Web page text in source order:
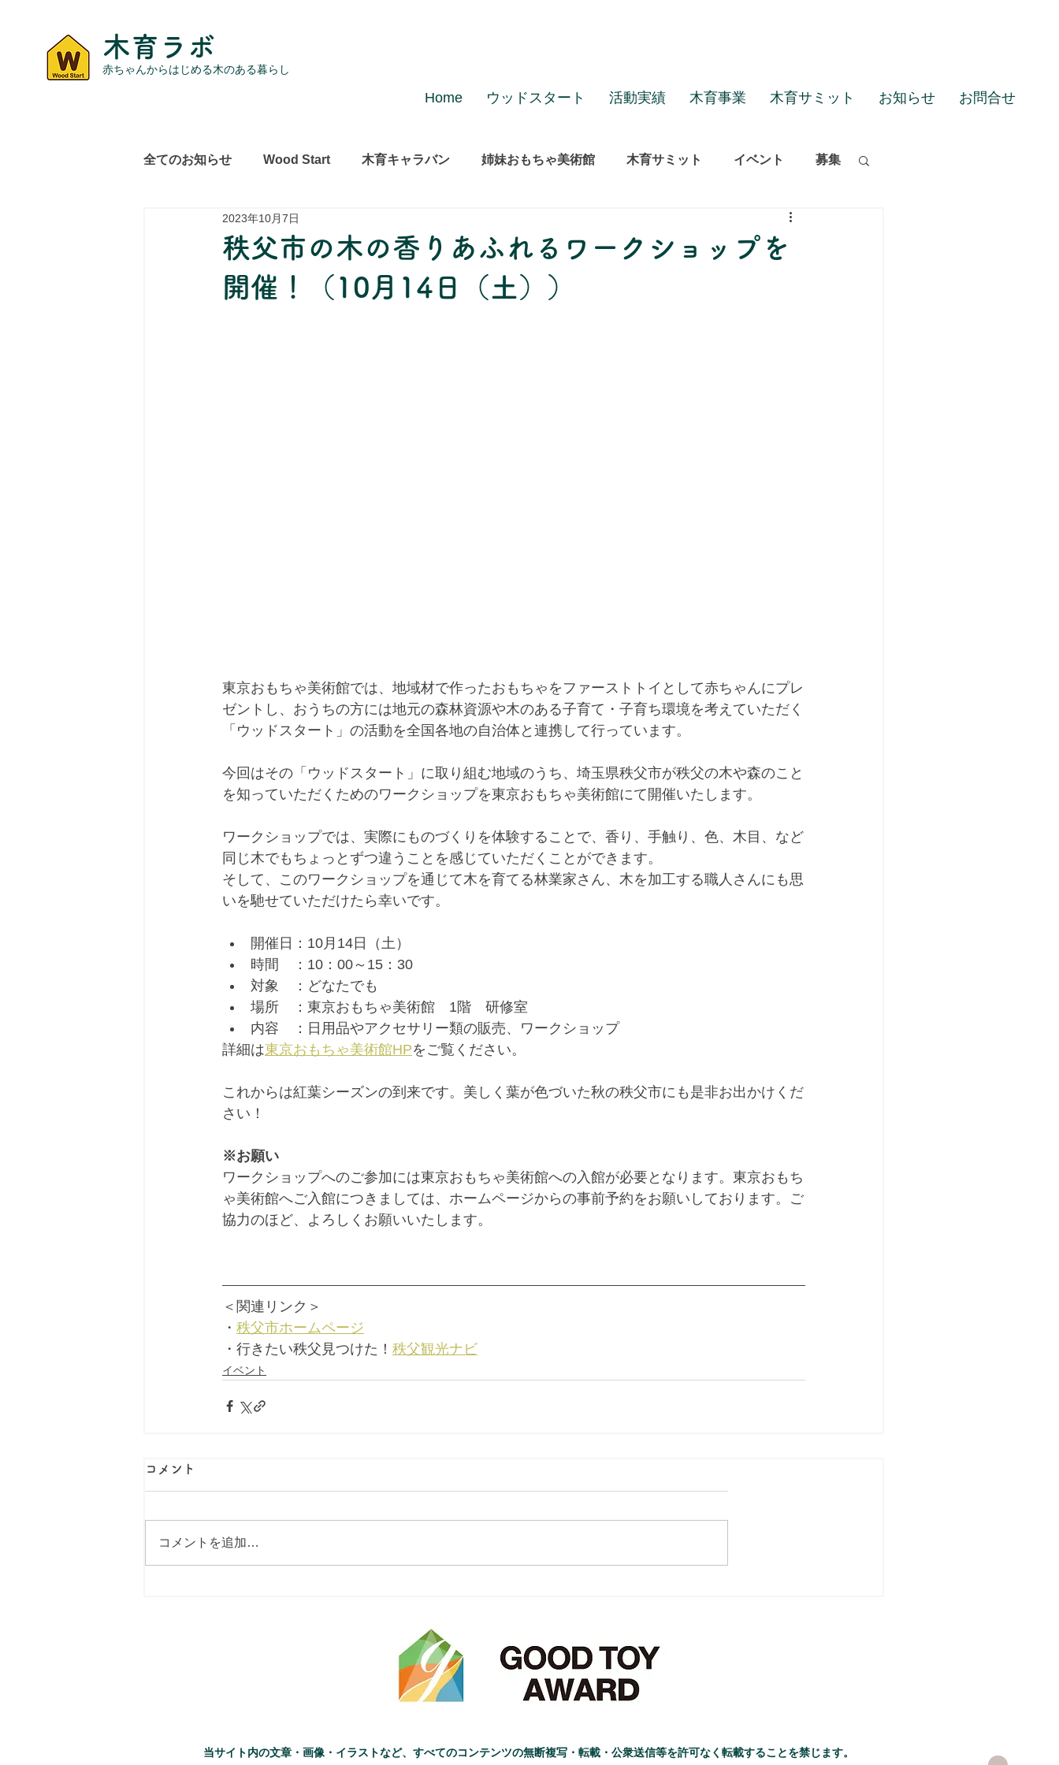
木育ラボ
赤ちゃんからはじめる木のある暮らし
Home ウッドスタート 活動実績 木育事業 木育サミット お知らせ お問合せ
全てのお知らせ Wood Start 木育キャラバン 姉妹おもちゃ美術館 木育サミット イベント 募集
レポート その他
秩父市の木の香りあふれるワークショップを
開催！（10月14日（土））
2023年10月7日
東京おもちゃ美術館では、地域材で作ったおもちゃをファーストトイとして赤ちゃんにプレ
ゼントし、おうちの方には地元の森林資源や木のある子育て・子育ち環境を考えていただく
「ウッドスタート」の活動を全国各地の自治体と連携して行っています。
今回はその「ウッドスタート」に取り組む地域のうち、埼玉県秩父市が秩父の木や森のこと
を知っていただくためのワークショップを東京おもちゃ美術館にて開催いたします。
ワークショップでは、実際にものづくりを体験することで、香り、手触り、色、木目、など
同じ木でもちょっとずつ違うことを感じていただくことができます。
そして、このワークショップを通じて木を育てる林業家さん、木を加工する職人さんにも思
いを馳せていただけたら幸いです。
開催日：10月14日（土）
時間　：10：00～15：30
対象　：どなたでも
場所　：東京おもちゃ美術館　1階　研修室
内容　：日用品やアクセサリー類の販売、ワークショップ
詳細は東京おもちゃ美術館HPをご覧ください。
これからは紅葉シーズンの到来です。美しく葉が色づいた秋の秩父市にも是非お出かけくだ
さい！
※お願い
ワークショップへのご参加には東京おもちゃ美術館への入館が必要となります。東京おもち
ゃ美術館へご入館につきましては、ホームページからの事前予約をお願いしております。ご
協力のほど、よろしくお願いいたします。
＜関連リンク＞
・ 秩父市ホームページ
・行きたい秩父見つけた！ 秩父観光ナビ
イベント
コメント
コメントを追加…
当サイト内の文章・画像・イラストなど、すべてのコンテンツの無断複写・転載・公衆送信等を許可なく転載することを禁じます。